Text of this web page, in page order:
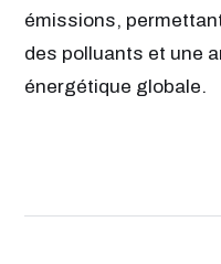
émissions,
des polluants et une
énergétique globale.